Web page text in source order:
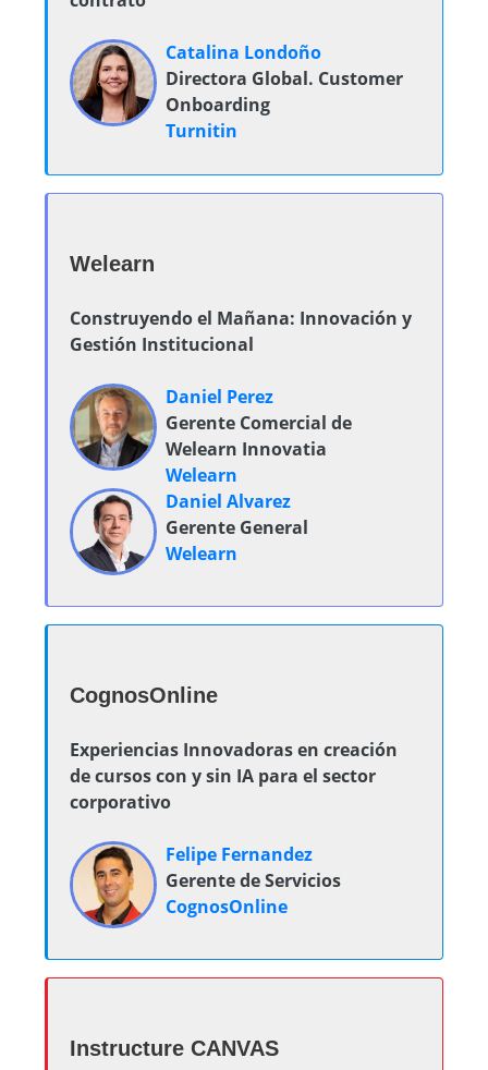
Catalina Londoño
Directora Global. Customer
Onboarding
Turnitin
Welearn
Construyendo el Mañana: Innovación y
Gestión Institucional
Daniel Perez
Gerente Comercial de
Welearn Innovatia
Welearn
Daniel Alvarez
Gerente General
Welearn
CognosOnline
Experiencias Innovadoras en creación
de cursos con y sin IA para el sector
corporativo
Felipe Fernandez
Gerente de Servicios
CognosOnline
Instructure CANVAS